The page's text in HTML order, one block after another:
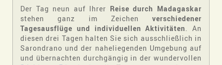
Der Tag neun auf Ihrer Reise durch Madagaskar
stehen ganz im Zeichen verschiedener
Tagesausflüge und individuellen Aktivitäten . An
diesen drei Tagen halten Sie sich ausschließlich in
Sarondrano und der naheliegenden Umgebung auf
und übernachten durchgängig in der wundervollen